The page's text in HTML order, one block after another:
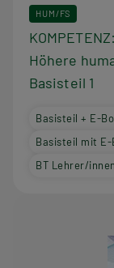
HUM/FS
Höhere
Basisteil 1
Basisteil + E-
Basisteil mit E-
BT Lehrer/